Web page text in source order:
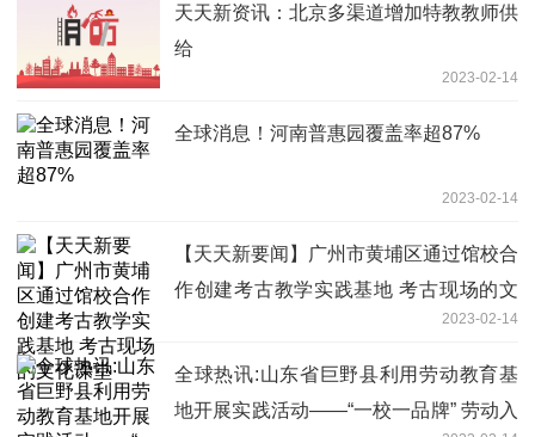
天天新资讯：北京多渠道增加特教教师供
给
2023-02-14
全球消息！河南普惠园覆盖率超87%
2023-02-14
【天天新要闻】广州市黄埔区通过馆校合
作创建考古教学实践基地 考古现场的文
2023-02-14
全球热讯:山东省巨野县利用劳动教育基
地开展实践活动——“一校一品牌” 劳动入